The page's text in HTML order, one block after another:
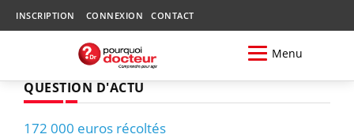
INSCRIPTION CONNEXION CONTACT
Menu
QUESTION D'ACTU
172 000 euros récoltés